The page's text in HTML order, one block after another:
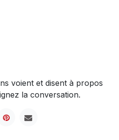
voient et disent à propos
la conversation.